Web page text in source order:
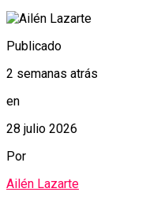
Publicado
2 semanas atrás
en
28 julio 2026
Por
Ailén Lazarte